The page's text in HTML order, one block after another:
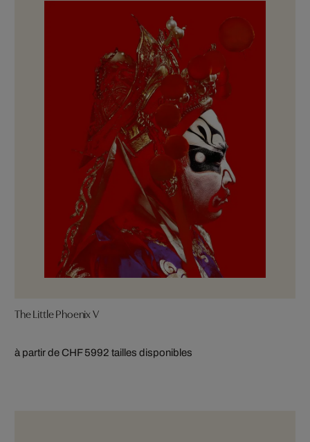
The Little Phoenix V
à partir de CHF 5992 tailles disponibles